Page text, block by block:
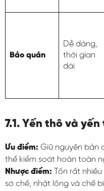
Bảo quản
Dễ dàng,
thời gian
dài
7.1. Yến thô và
Ưu điểm: Giữ nguyên bản
thể kiểm soát hoàn toàn
Nhược điểm: Tốn rất
sơ chế, nhặt lông và chế